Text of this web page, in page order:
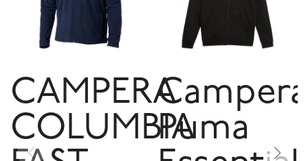
CAMPERA
COLUMBIA
Campera
Puma